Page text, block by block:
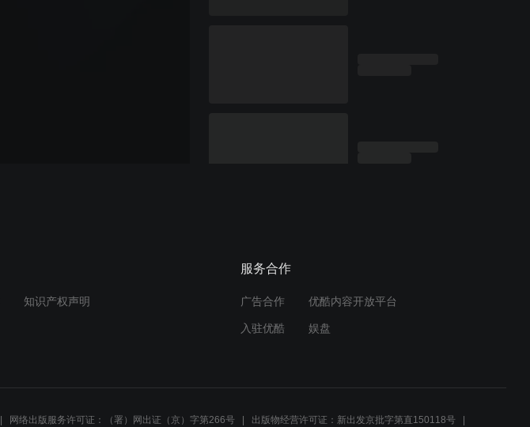
知识产权声明
服务合作
广告合作 优酷内容开放平台
入驻优酷 娱盘
网络出版服务许可证：（署）网出证（京）字第266号 出版物经营许可证：新出发京批字第直150118号